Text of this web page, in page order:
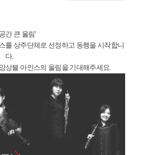
간 큰 울림'
를 상주단체로 선정하고 동행을 시작합니
다.
상블 아인스의 울림을 기대해주세요.